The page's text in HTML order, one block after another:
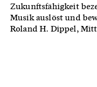
Zukunftsfähigkeit
Musik auslöst und
Roland H. Dippel,